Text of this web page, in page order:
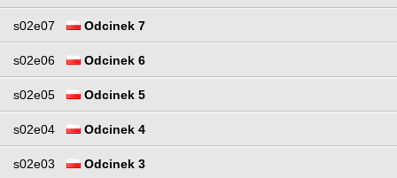
s02e07 Odcinek 7
s02e06 Odcinek 6
s02e05 Odcinek 5
s02e04 Odcinek 4
s02e03 Odcinek 3